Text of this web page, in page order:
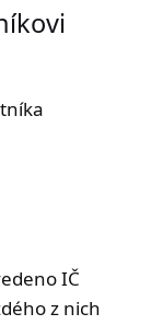
IČ
z nich